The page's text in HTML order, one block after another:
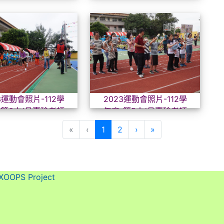
2023運動會照片-112學年度-第6本(呂嘉
動會照片-112學
6本(呂嘉珍老師
攝2)-2023_10_14
2023
2023運動會照片-112學
年度-第5本(呂嘉珍老師
協助拍攝1)-2023_10_14
« ‹ 1 (目前頁次)
2 › 下一頁
»
Project